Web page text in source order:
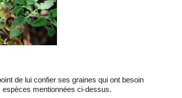
de lui confier ses graines qui ont besoin
espèces mentionnées ci-dessus.